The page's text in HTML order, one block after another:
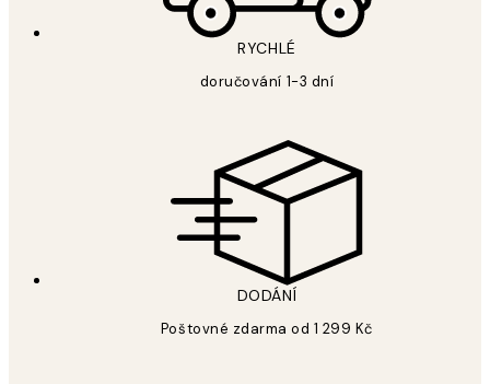
RYCHLÉ
doručování 1-3 dní
DODÁNÍ
Poštovné zdarma od 1 299 Kč